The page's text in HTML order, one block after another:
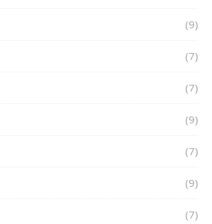
(9)
(7)
(7)
(9)
(7)
(9)
(7)